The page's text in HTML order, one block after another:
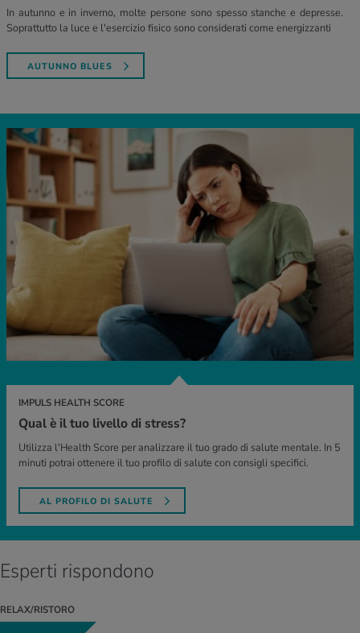
In autunno e in inverno, molte persone sono spesso stanche e depresse.
Soprattutto la luce e l'esercizio fisico sono considerati come energizzanti
AUTUNNO BLUES
IMPULS HEALTH SCORE
Qual è il tuo livello di stress?
Utilizza l'Health Score per analizzare il tuo grado di salute mentale. In 5
minuti potrai ottenere il tuo profilo di salute con consigli specifici.
AL PROFILO DI SALUTE
Esperti rispondono
RELAX/RISTORO